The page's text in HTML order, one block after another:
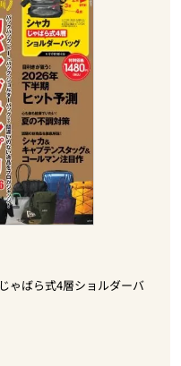
ゃばら式4層ショルダーバ